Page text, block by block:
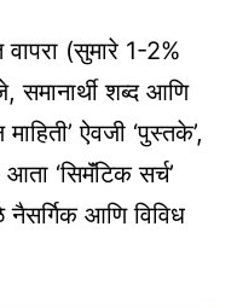
वापरा (सुमारे 1-2%
समानार्थी शब्द आणि
ऐवजी ‘पुस्तके’,
‘सिमॅंटिक सर्च’
आणि विविध